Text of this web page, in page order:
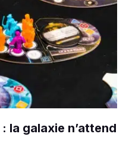
la galaxie n’attend